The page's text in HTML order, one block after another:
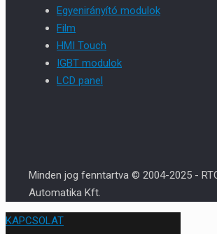
Egyenirányító modulok
Film
HMI Touch
IGBT modulok
LCD panel
Minden jog fenntartva © 2004-2025 -
Automatika Kft.
KAPCSOLAT